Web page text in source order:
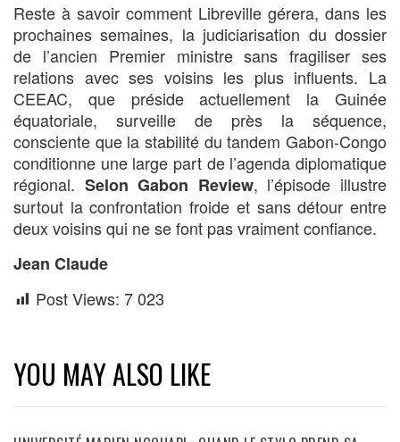
Reste à savoir comment Libreville gérera, dans les
prochaines semaines, la judiciarisation du dossier
de l’ancien Premier ministre sans fragiliser ses
relations avec ses voisins les plus influents. La
CEEAC, que préside actuellement la Guinée
équatoriale, surveille de près la séquence,
consciente que la stabilité du tandem Gabon-Congo
conditionne une large part de l’agenda diplomatique
régional. Selon Gabon Review, l’épisode illustre
surtout la confrontation froide et sans détour entre
deux voisins qui ne se font pas vraiment confiance.
Jean Claude
Post Views: 7 023
YOU MAY ALSO LIKE